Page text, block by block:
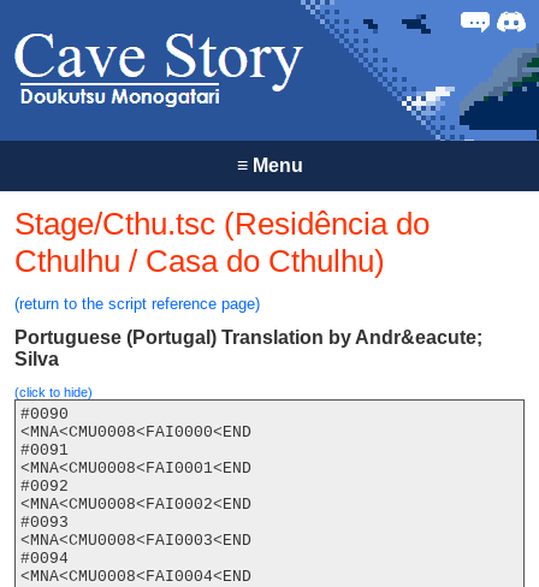
Forum
≡Menu
Stage/Cthu.tsc (Residência do
Cthulhu / Casa do Cthulhu)
(return to the script reference page)
Portuguese (Portugal) Translation by Andr&eacute;
Silva
(click to hide)
#0090
<MNA<CMU0008<FAI0000<END
#0091
<MNA<CMU0008<FAI0001<END
#0092
<MNA<CMU0008<FAI0002<END
#0093
<MNA<CMU0008<FAI0003<END
#0094
<MNA<CMU0008<FAI0004<END